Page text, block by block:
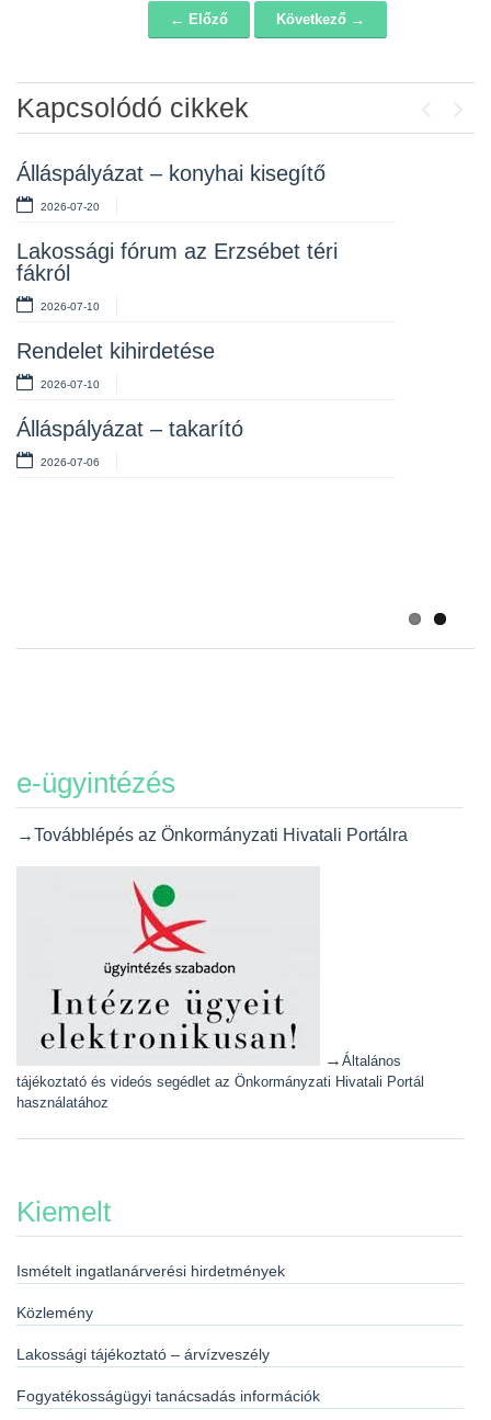
← Előző Következő →
Kapcsolódó cikkek
Első fokú vízkorlátozás elrendelése
Igazgatási szünet – zárva lesz a
hivatal
Tájékoztatás a tanévkezdési
Álláspályázat – konyhai kisegítő
2026-07-20
Lakossági fórum az Erzsébet téri
fákról
2026-07-10
Rendelet kihirdetése
2026-07-10
Álláspályázat – takarító
2026-07-06
e-ügyintézés
→Továbblépés az Önkormányzati Hivatali Portálra
→ Általános
tájékoztató és videós segédlet az Önkormányzati Hivatali Portál
használatához
Kiemelt
Ismételt ingatlanárverési hirdetmények
Közlemény
Lakossági tájékoztató – árvízveszély
Fogyatékosságügyi tanácsadás információk